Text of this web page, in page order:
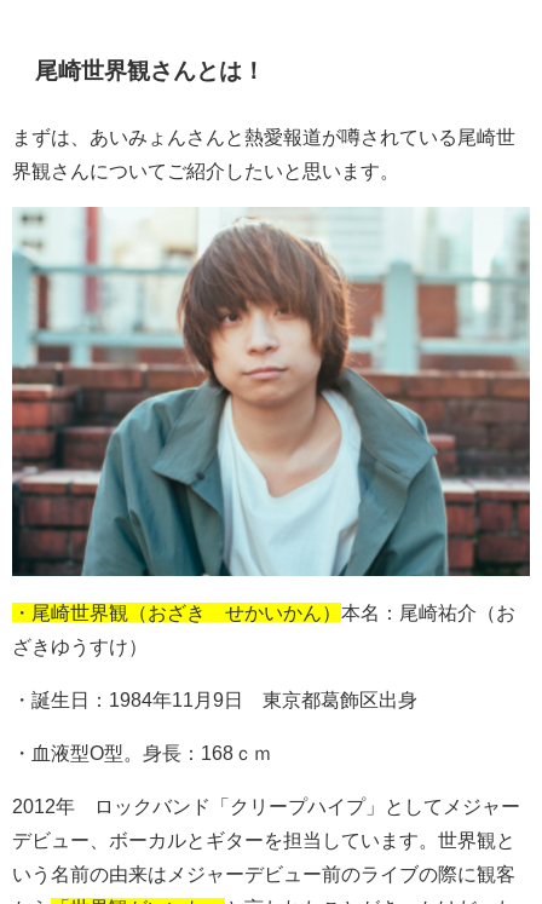
尾崎世界観さんとは！
まずは、あいみょんさんと熱愛報道が噂されている尾崎世
界観さんについてご紹介したいと思います。
・尾崎世界観（おざき せかいかん） 本名：尾崎祐介（お
ざきゆうすけ）
・誕生日：1984年11月9日 東京都葛飾区出身
・血液型O型。身長：168ｃｍ
2012年 ロックバンド「クリープハイプ」としてメジャー
デビュー、ボーカルとギターを担当しています。世界観と
いう名前の由来はメジャーデビュー前のライブの際に観客